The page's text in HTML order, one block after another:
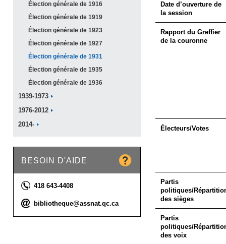
Élection générale de 1916
Élection générale de 1919
Élection générale de 1923
Élection générale de 1927
Élection générale de 1931
Élection générale de 1935
Élection générale de 1936
1939-1973
1976-2012
2014-
BESOIN D'AIDE
Téléphone :
418 643-4408
Courriel :
bibliotheque@assnat.qc.ca
Date d’ouverture de
la session
Rapport du Greffier
de la couronne
Électeurs/Votes
Partis
politiques/
des sièges
Partis
politiques/
des voix